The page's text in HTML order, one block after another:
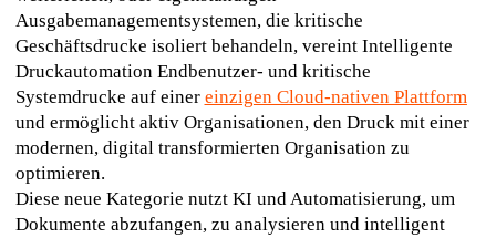
Ausgabemanagementsystemen, die kritische
Geschäftsdrucke isoliert behandeln, vereint Intelligente
Druckautomation Endbenutzer- und kritische
Systemdrucke auf einer einzigen Cloud-nativen Plattform
und ermöglicht aktiv Organisationen, den Druck mit einer
modernen, digital transformierten Organisation zu
optimieren.
Diese neue Kategorie nutzt KI und Automatisierung, um
Dokumente abzufangen, zu analysieren und intelligent